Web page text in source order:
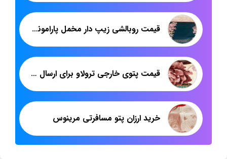
قیمت روبالشی زیپ دار مخمل پارامونت
قیمت پتوی خارجی ترولاو برای ارسال به شهر شما
خرید ارزان پتو مسافرتی مرینوس